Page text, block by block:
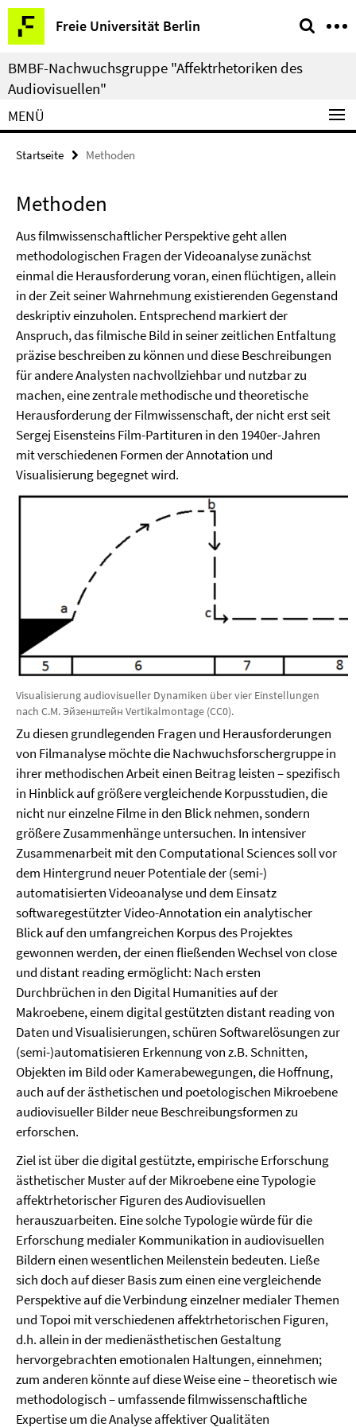
Springe
direkt
zu
Inhalt
Freie Universität Berlin
Service-
Navigation
BMBF-Nachwuchsgruppe "Affektrhetoriken des
Audiovisuellen"
MENÜ
Startseite Methoden
Methoden
Aus filmwissenschaftlicher Perspektive geht allen
methodologischen Fragen der Videoanalyse zunächst
einmal die Herausforderung voran, einen flüchtigen, allein
in der Zeit seiner Wahrnehmung existierenden Gegenstand
deskriptiv einzuholen. Entsprechend markiert der
Anspruch, das filmische Bild in seiner zeitlichen Entfaltung
präzise beschreiben zu können und diese Beschreibungen
für andere Analysten nachvollziehbar und nutzbar zu
machen, eine zentrale methodische und theoretische
Herausforderung der Filmwissenschaft, der nicht erst seit
Sergej Eisensteins Film-Partituren in den 1940er-Jahren
mit verschiedenen Formen der Annotation und
Visualisierung begegnet wird.
Visualisierung audiovisueller Dynamiken über vier Einstellungen
nach С.М. Эйзенштейн Vertikalmontage (CC0).
Zu diesen grundlegenden Fragen und Herausforderungen
von Filmanalyse möchte die Nachwuchsforschergruppe in
ihrer methodischen Arbeit einen Beitrag leisten – spezifisch
in Hinblick auf größere vergleichende Korpusstudien, die
nicht nur einzelne Filme in den Blick nehmen, sondern
größere Zusammenhänge untersuchen. In intensiver
Zusammenarbeit mit den Computational Sciences soll vor
dem Hintergrund neuer Potentiale der (semi-)
automatisierten Videoanalyse und dem Einsatz
softwaregestützter Video-Annotation ein analytischer
Blick auf den umfangreichen Korpus des Projektes
gewonnen werden, der einen fließenden Wechsel von close
und distant reading ermöglicht: Nach ersten
Durchbrüchen in den Digital Humanities auf der
Makroebene, einem digital gestützten distant reading von
Daten und Visualisierungen, schüren Softwarelösungen zur
(semi-)automatisieren Erkennung von z.B. Schnitten,
Objekten im Bild oder Kamerabewegungen, die Hoffnung,
auch auf der ästhetischen und poetologischen Mikroebene
audiovisueller Bilder neue Beschreibungsformen zu
erforschen.
Ziel ist über die digital gestützte, empirische Erforschung
ästhetischer Muster auf der Mikroebene eine Typologie
affektrhetorischer Figuren des Audiovisuellen
herauszuarbeiten. Eine solche Typologie würde für die
Erforschung medialer Kommunikation in audiovisuellen
Bildern einen wesentlichen Meilenstein bedeuten. Ließe
sich doch auf dieser Basis zum einen eine vergleichende
Perspektive auf die Verbindung einzelner medialer Themen
und Topoi mit verschiedenen affektrhetorischen Figuren,
d.h. allein in der medienästhetischen Gestaltung
hervorgebrachten emotionalen Haltungen, einnehmen;
zum anderen könnte auf diese Weise eine – theoretisch wie
methodologisch – umfassende filmwissenschaftliche
Expertise um die Analyse affektiver Qualitäten